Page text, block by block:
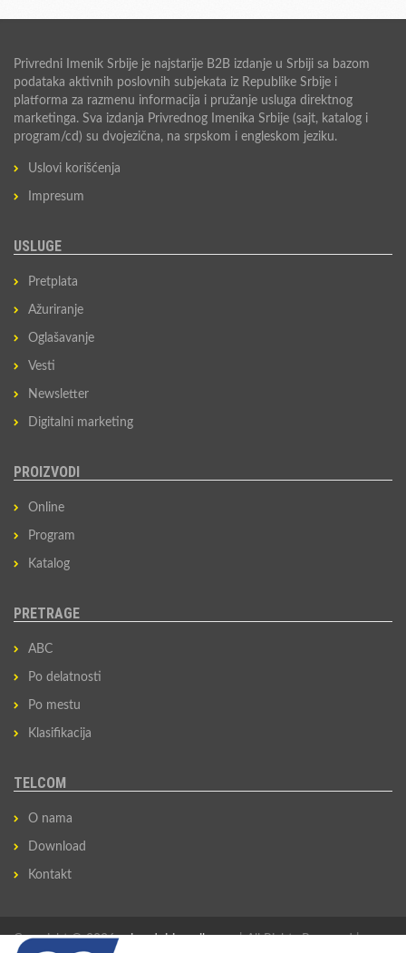
Privredni Imenik Srbije je najstarije B2B izdanje u Srbiji sa bazom
podataka aktivnih poslovnih subjekata iz Republike Srbije i
platforma za razmenu informacija i pružanje usluga direktnog
marketinga. Sva izdanja Privrednog Imenika Srbije (sajt, katalog i
program/cd) su dvojezična, na srpskom i engleskom jeziku.
Uslovi korišćenja
Impresum
USLUGE
Pretplata
Ažuriranje
Oglašavanje
Vesti
Newsletter
Digitalni marketing
PROIZVODI
Online
Program
Katalog
PRETRAGE
ABC
Po delatnosti
Po mestu
Klasifikacija
TELCOM
O nama
Download
Kontakt
Copyright © 2026privredni-imenik.com